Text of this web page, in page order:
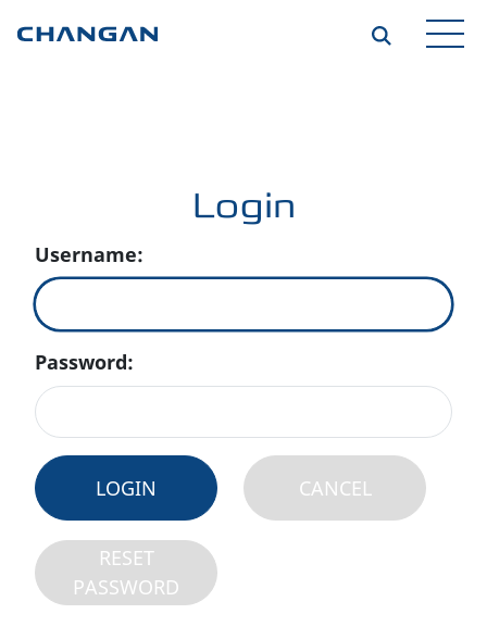
Login
Username:
Password:
LOGIN CANCEL
RESET
PASSWORD